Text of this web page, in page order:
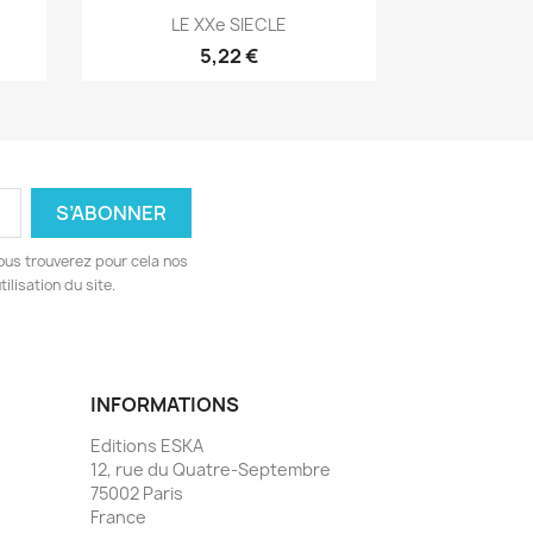
 Aperçu rapide
LE XXe SIECLE
5,22 €
trouverez pour cela nos
du site.
INFORMATIONS
Editions ESKA
12, rue du Quatre-Septembre
75002 Paris
France